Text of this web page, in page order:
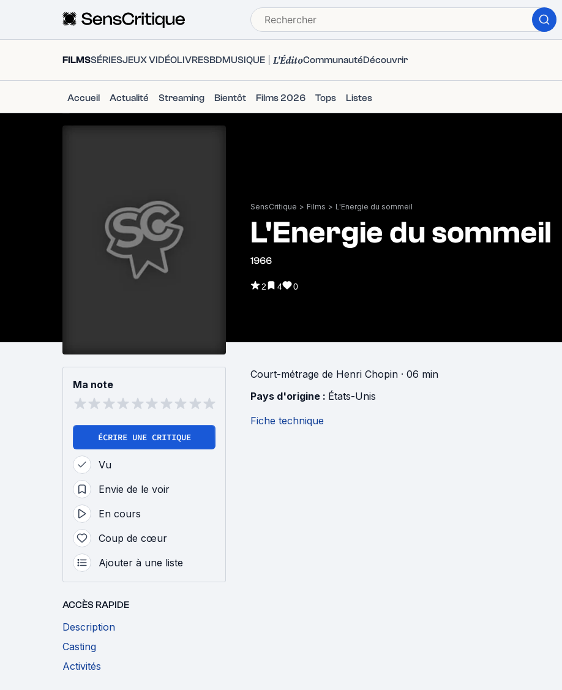
FILMSSÉRIESJEUX VIDÉOLIVRESBDMUSIQUE L'ÉditoCommunautéDécouvrir
Accueil Actualité Streaming Bientôt Films 2026 Tops Listes
SensCritique > Films > L'Energie du sommeil
L'Energie du sommeil
1966
2 4 0
Ma note
ÉCRIRE UNE CRITIQUE
Vu
Envie de le voir
En cours
Coup de cœur
Ajouter à une liste
ACCÈS RAPIDE
Description
Casting
Activités
Court-métrage de Henri Chopin · 06 min
Pays d'origine : États-Unis
Fiche technique